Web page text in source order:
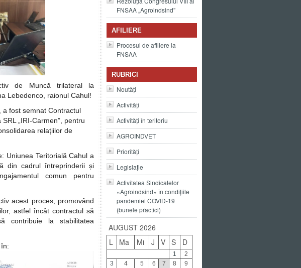
de Muncă trilateral la
Lebedenco, raionul Cahul!
a fost semnat Contractul
„IRI-Carmen”, pentru
relațiilor de
Uniunea Teritorială Cahul a
din cadrul întreprinderii și
comun pentru
acest proces, promovând
astfel încât contractul să
contribuie la stabilitatea
FNSAA „Agroindsind”
AFILIERE
Procesul de afiliere la
FNSAA
RUBRICI
Noutăți
Activități
Activități în teritoriu
AGROINDVET
Priorități
Legislație
Activitatea Sindicatelor
«Agroindsind» în condițiile
pandemiei COVID-19
(bunele practici)
AUGUST 2026
L
Ma Mi J V S D
1
2
3
4 5 6 7 8
9